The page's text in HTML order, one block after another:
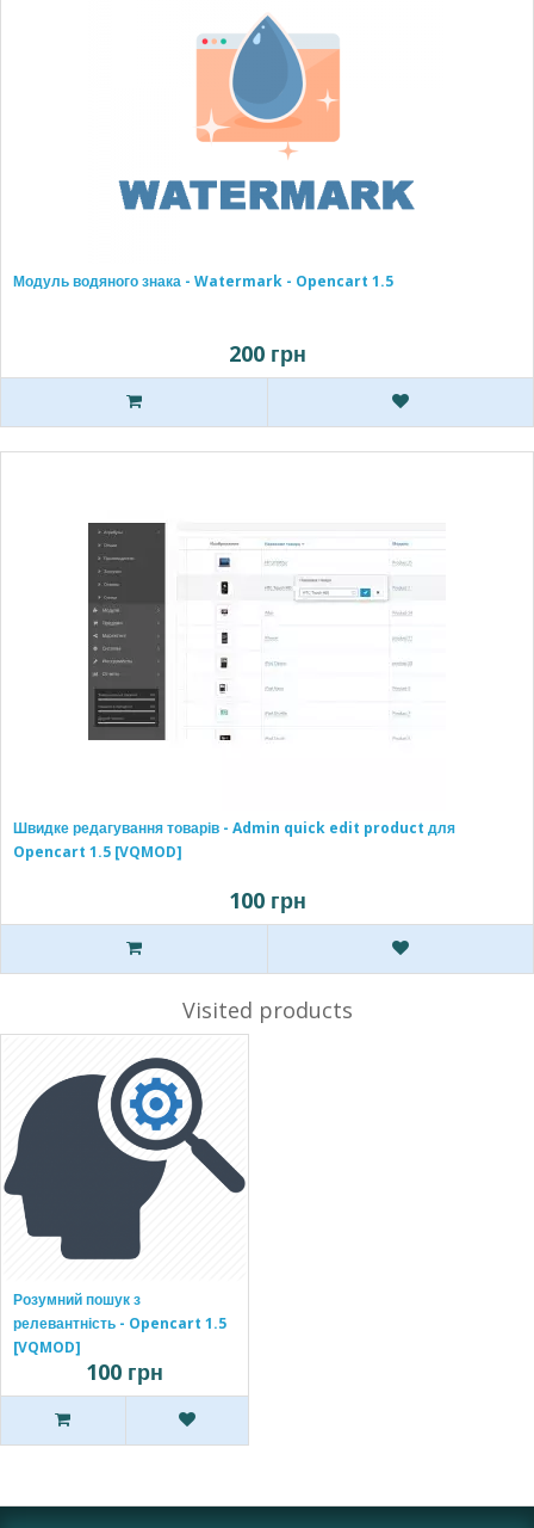
Модуль водяного знака - Watermark - Opencart 1.5
200 грн
Швидке редагування товарів - Admin quick edit product для
Opencart 1.5 [VQMOD]
100 грн
Visited products
Розумний пошук з
релевантність - Opencart 1.5
[VQMOD]
100 грн